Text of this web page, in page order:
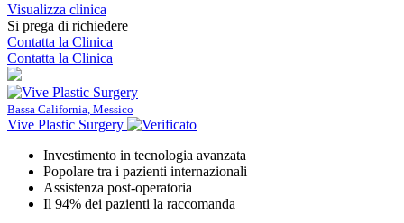
Visualizza clinica
Si prega di richiedere
Contatta la Clinica
Contatta la Clinica
Bassa California, Messico
Vive Plastic Surgery
Investimento in tecnologia avanzata
Popolare tra i pazienti internazionali
Assistenza post-operatoria
Il 94% dei pazienti la raccomanda